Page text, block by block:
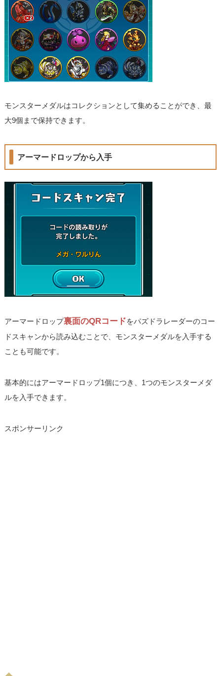
モンスターメダルはコレクションとして集めることができ、最
大9個まで保持できます。
アーマードロップから入手
アーマードロップ裏面のQRコードをパズドラレーダーのコー
ドスキャンから読み込むことで、モンスターメダルを入手する
ことも可能です。
基本的にはアーマードロップ1個につき、1つのモンスターメダ
ルを入手できます。
スポンサーリンク